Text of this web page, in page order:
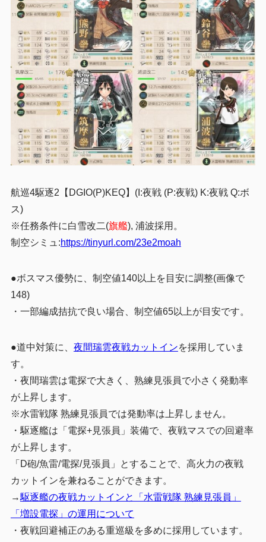
航巡4駆逐2【DGIO(P)KEQ】(I:夜戦 (P:夜戦) K:夜戦 Q:ボ
ス)
※任務条件に白雪改二(旗艦), 浦波採用。
制空シミュ:https://tinyurl.com/23e2moah
●ボスマス優勢に、制空値140以上を目安に調整(画像で
148)
・一部編成拮抗で良い場合、制空値65以上が目安です。
●道中対策に、 夜間瑞雲夜戦カットインを採用していま
す。
・夜間瑞雲は電探で大きく、熟練見張員で小さく発動率
が上昇します。
※水雷戦隊 熟練見張員では発動率は上昇しません。
・駆逐艦は「電探+見張員」装備で、夜戦マスでの回避率
が上昇します。
「D砲/魚雷/電探/見張員」とすることで、高火力の夜戦
カットインを兼ねることができます。
→駆逐艦の夜戦カットインと「水雷戦隊 熟練見張員」
「増設電探」の運用について
・夜戦回避補正のある重巡級を多めに採用しています。